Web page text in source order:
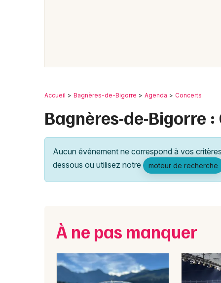
Accueil Bagnères-de-Bigorre Agenda Concerts
Bagnères-de-Bigorre
Aucun événement ne correspond à vos
dessous ou utilisez notre
moteur de recherche
À ne pas manquer